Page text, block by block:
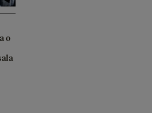
o